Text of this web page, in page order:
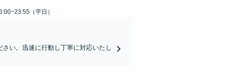
（平日）
い。迅速に行動し丁寧に対応いたし